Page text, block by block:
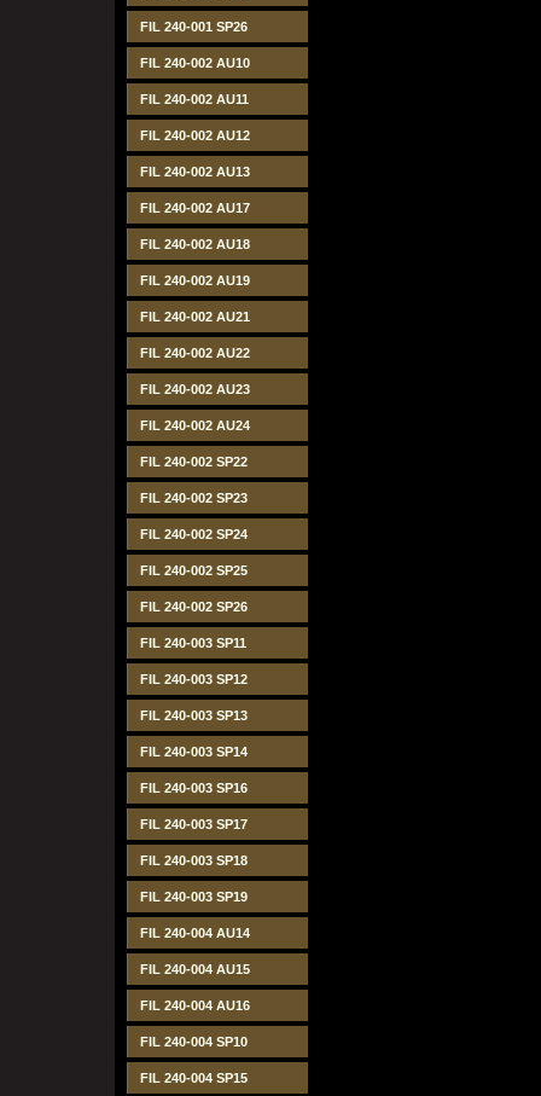
FIL 240-001 SP26
FIL 240-002 AU10
FIL 240-002 AU11
FIL 240-002 AU12
FIL 240-002 AU13
FIL 240-002 AU17
FIL 240-002 AU18
FIL 240-002 AU19
FIL 240-002 AU21
FIL 240-002 AU22
FIL 240-002 AU23
FIL 240-002 AU24
FIL 240-002 SP22
FIL 240-002 SP23
FIL 240-002 SP24
FIL 240-002 SP25
FIL 240-002 SP26
FIL 240-003 SP11
FIL 240-003 SP12
FIL 240-003 SP13
FIL 240-003 SP14
FIL 240-003 SP16
FIL 240-003 SP17
FIL 240-003 SP18
FIL 240-003 SP19
FIL 240-004 AU14
FIL 240-004 AU15
FIL 240-004 AU16
FIL 240-004 SP10
FIL 240-004 SP15